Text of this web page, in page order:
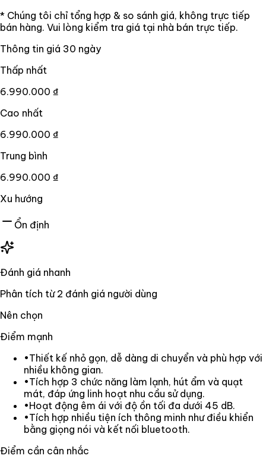
* Chúng tôi chỉ tổng hợp & so sánh giá, không trực tiếp
bán hàng. Vui lòng kiểm tra giá tại nhà bán trực tiếp.
Thông tin giá 30 ngày
Thấp nhất
6.990.000 ₫
Cao nhất
6.990.000 ₫
Trung bình
6.990.000 ₫
Xu hướng
Ổn định
Đánh giá nhanh
Phân tích từ 2 đánh giá người dùng
Nên chọn
Điểm mạnh
•Thiết kế nhỏ gọn, dễ dàng di chuyển và phù hợp với
nhiều không gian.
•Tích hợp 3 chức năng làm lạnh, hút ẩm và quạt
mát, đáp ứng linh hoạt nhu cầu sử dụng.
•Hoạt động êm ái với độ ồn tối đa dưới 45 dB.
•Tích hợp nhiều tiện ích thông minh như điều khiển
bằng giọng nói và kết nối bluetooth.
Điểm cần cân nhắc